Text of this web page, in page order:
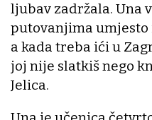
ljubav zadržala. Una
putovanjima umjesto
a kada treba ići u
joj nije slatkiš nego
Jelica.